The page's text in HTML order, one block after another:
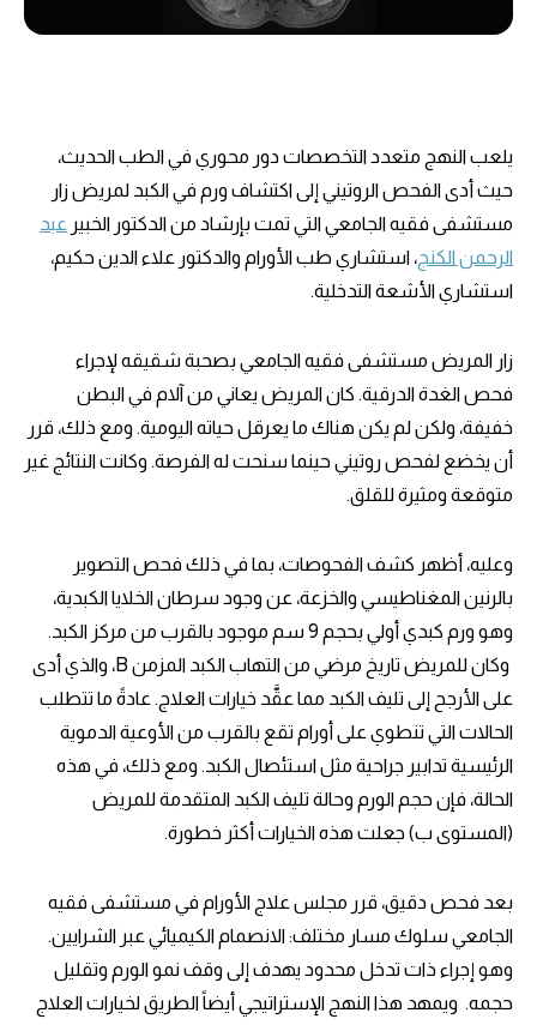
يلعب النهج متعدد التخصصات دور محوري في الطب الحديث،
حيث أدى الفحص الروتيني إلى اكتشاف ورم في الكبد لمريض زار
مستشفى فقيه الجامعي التي تمت بإرشاد من الدكتور الخبير عبد
الرحمن الكنج، استشاري طب الأورام والدكتور علاء الدين حكيم،
استشاري الأشعة التدخلية.
زار المريض مستشفى فقيه الجامعي بصحبة شقيقه لإجراء
فحص الغدة الدرقية. كان المريض يعاني من آلام في البطن
خفيفة، ولكن لم يكن هناك ما يعرقل حياته اليومية. ومع ذلك، قرر
أن يخضع لفحص روتيني حينما سنحت له الفرصة. وكانت النتائج غير
متوقعة ومثيرة للقلق.
وعليه، أظهر كشف الفحوصات، بما في ذلك فحص التصوير
بالرنين المغناطيسي والخزعة، عن وجود سرطان الخلايا الكبدية،
وهو ورم كبدي أولي بحجم 9 سم موجود بالقرب من مركز الكبد.
وكان للمريض تاريخ مرضي من التهاب الكبد المزمن B، والذي أدى
على الأرجح إلى تليف الكبد مما عقَّد خيارات العلاج. عادةً ما تتطلب
الحالات التي تنطوي على أورام تقع بالقرب من الأوعية الدموية
الرئيسية تدابير جراحية مثل استئصال الكبد. ومع ذلك، في هذه
الحالة، فإن حجم الورم وحالة تليف الكبد المتقدمة للمريض
(المستوى ب) جعلت هذه الخيارات أكثر خطورة.
بعد فحص دقيق، قرر مجلس علاج الأورام في مستشفى فقيه
الجامعي سلوك مسار مختلف: الانصمام الكيميائي عبر الشرايين.
وهو إجراء ذات تدخل محدود يهدف إلى وقف نمو الورم وتقليل
حجمه. ويمهد هذا النهج الإستراتيجي أيضاً الطريق لخيارات العلاج